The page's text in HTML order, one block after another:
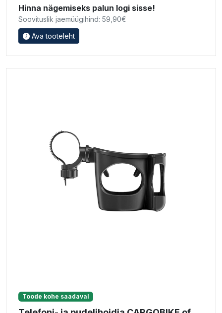
Hinna nägemiseks palun logi sisse!
Soovituslik jaemüügihind: 59,90€
Ava tooteleht
Toode kohe saadaval